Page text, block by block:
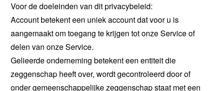
Voor de doeleinden van dit privacybeleid:
Account betekent een uniek account dat voor u is
aangemaakt om toegang te krijgen tot onze Service of
delen van onze Service.
Gelieerde onderneming betekent een entiteit die
zeggenschap heeft over, wordt gecontroleerd door of
onder gemeenschappelijke zeggenschap staat met een